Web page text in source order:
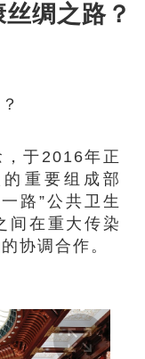
绸之路？
于2016年正
重要组成部
路”公共卫生
间在重大传染
协调合作。